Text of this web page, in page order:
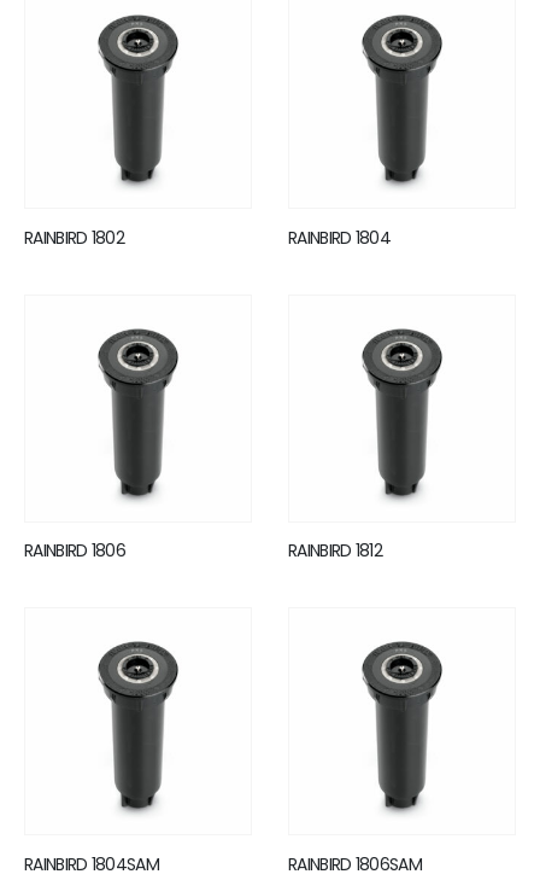
RAINBIRD 1802 RAINBIRD 1804
RAINBIRD 1806 RAINBIRD 1812
RAINBIRD 1804SAM RAINBIRD 1806SAM